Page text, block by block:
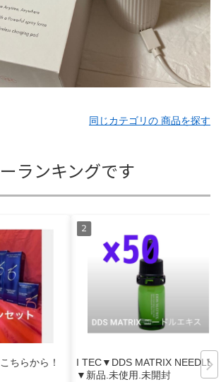
同じカテゴリの 商品を探す
ランキングです
ちらから！
I TEC▼DDS MATRIX NEEDLE
▼新品.未使用.未開封